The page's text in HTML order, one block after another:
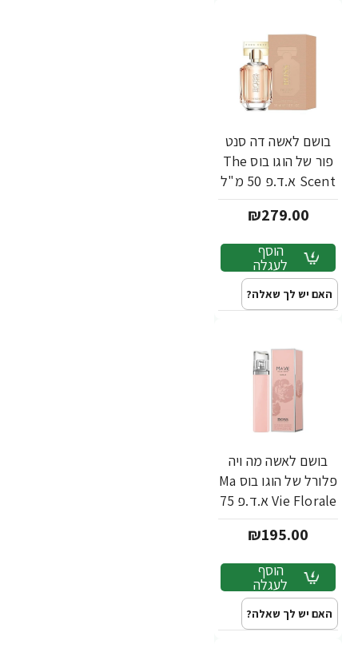
בושם לאשה דה סנט
פור של הוגו בוס The
Scent א.ד.פ 50 מ"ל
- מבית Hugo Boss
₪279.00
הוסף
לעגלה
האם יש לך שאלה?
בושם לאשה מה ויה
פלורל של הוגו בוס Ma
Vie Florale א.ד.פ 75
מ"ל - מבית Hugo
Boss
₪195.00
הוסף
לעגלה
האם יש לך שאלה?